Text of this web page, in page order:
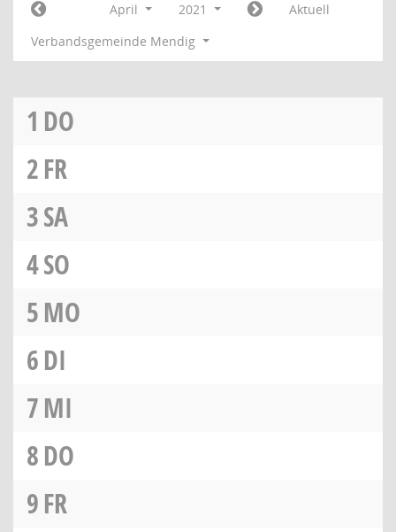
April 2021
Aktuell
Verbandsgemeinde Mendig
1 DO
2FR
3SA
4SO
5MO
6DI
7MI
8DO
9FR